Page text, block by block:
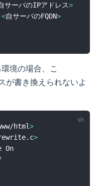
サーバのIPアドレス>
<自サーバのFQDN>
境の場合、こ
書き換えられないよ
html>
>
On